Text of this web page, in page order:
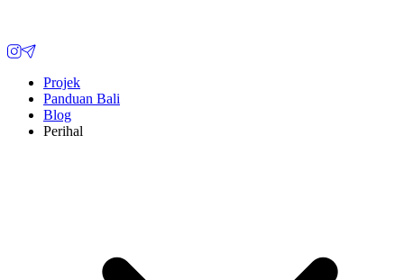
Projek
Panduan Bali
Blog
Perihal